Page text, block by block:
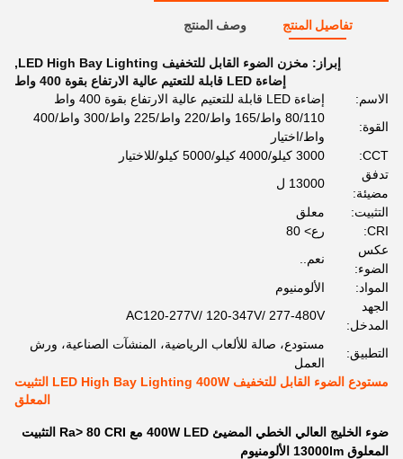
تفاصيل المنتج وصف المنتج
إبراز: مخزن الضوء القابل للتخفيف LED High Bay Lighting
,
إضاءة LED قابلة للتعتيم عالية الارتفاع بقوة 400 واط
الاسم:
إضاءة LED قابلة للتعتيم عالية الارتفاع بقوة 400 واط
القوة:
80/110 واط/165 واط/220 واط/225 واط/300 واط/400
واط/اختيار
CCT:
3000 كيلو/4000 كيلو/5000 كيلو/للاختيار
تدفق
مضيئة:
13000 ل
التثبيت:
معلق
CRI:
رع> 80
عكس
الضوء:
نعم..
المواد:
الألومنيوم
الجهد
المدخل:
AC120-277V/ 120-347V/ 277-480V
التطبيق:
مستودع، صالة للألعاب الرياضية، المنشآت الصناعية، ورش
العمل
مستودع الضوء القابل للتخفيف LED High Bay Lighting 400W التثبيت
المعلق
ضوء الخليج العالي الخطي المضيئ 400W LED مع Ra> 80 CRI التثبيت
المعلوق 13000lm الألومنيوم